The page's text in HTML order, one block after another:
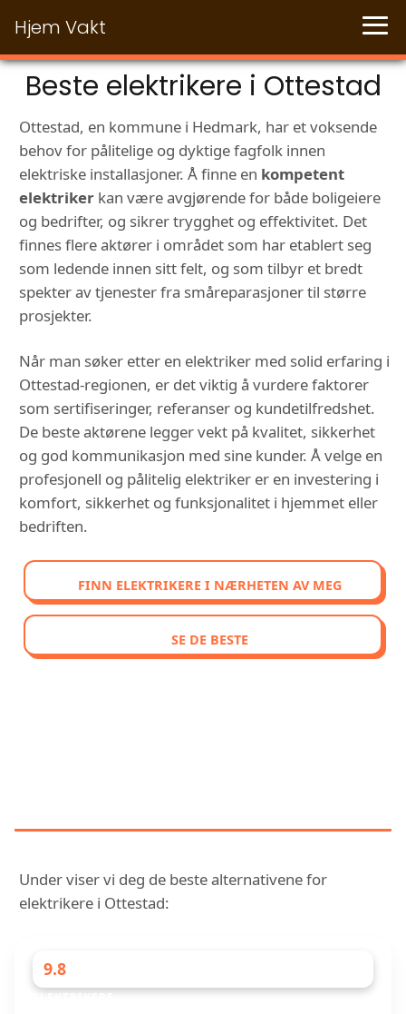
Hjem Vakt
Beste elektrikere i Ottestad
Ottestad, en kommune i Hedmark, har et voksende
behov for pålitelige og dyktige fagfolk innen
elektriske installasjoner. Å finne en kompetent
elektriker kan være avgjørende for både boligeiere
og bedrifter, og sikrer trygghet og effektivitet. Det
finnes flere aktører i området som har etablert seg
som ledende innen sitt felt, og som tilbyr et bredt
spekter av tjenester fra småreparasjoner til større
prosjekter.
Når man søker etter en elektriker med solid erfaring i
Ottestad-regionen, er det viktig å vurdere faktorer
som sertifiseringer, referanser og kundetilfredshet.
De beste aktørene legger vekt på kvalitet, sikkerhet
og god kommunikasjon med sine kunder. Å velge en
profesjonell og pålitelig elektriker er en investering i
komfort, sikkerhet og funksjonalitet i hjemmet eller
bedriften.
FINN ELEKTRIKERE I NÆRHETEN AV MEG
SE DE BESTE
Under viser vi deg de beste alternativene for
elektrikere i Ottestad:
9.8